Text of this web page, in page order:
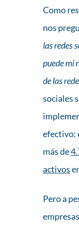
Como
nos
las redes
puede mi
de las
sociales
efectivo:
más de
activos
Pero a